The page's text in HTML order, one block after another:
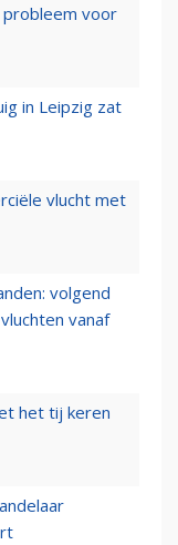
voor
in Leipzig zat
vlucht met
volgend
vanaf
het tij keren